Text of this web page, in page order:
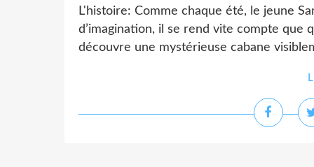
L'histoire: Comme chaque été, le jeune
d’imagination, il se rend vite compte que
découvre une mystérieuse cabane